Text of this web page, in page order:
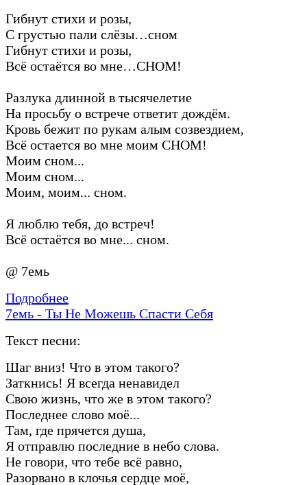
Гибнут стихи и розы,
С грустью пали слёзы…сном
Гибнут стихи и розы,
Всё остаётся во мне…СНОМ!
Разлука длинной в тысячелетие
На просьбу о встрече ответит дождём.
Кровь бежит по рукам алым созвездием,
Всё остается во мне моим СНОМ!
Моим сном...
Моим сном...
Моим, моим... сном.
Я люблю тебя, до встреч!
Всё остаётся во мне... сном.
@ 7емь
Подробнее
7емь - Ты Не Можешь Спасти Себя
Текст песни:
Шаг вниз! Что в этом такого?
Заткнись! Я всегда ненавидел
Свою жизнь, что же в этом такого?
Последнее слово моё...
Там, где прячется душа,
Я отправлю последние в небо слова.
Не говори, что тебе всё равно,
Разорвано в клочья сердце моё,